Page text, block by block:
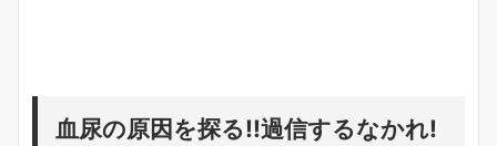
血尿の原因を探る!!過信するなかれ!